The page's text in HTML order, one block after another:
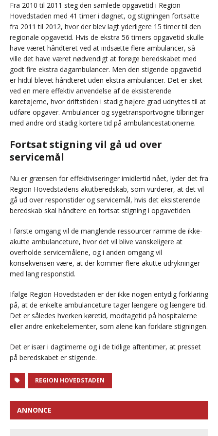
Fra 2010 til 2011 steg den samlede opgavetid i Region
Hovedstaden med 41 timer i døgnet, og stigningen fortsatte
fra 2011 til 2012, hvor der blev lagt yderligere 15 timer til den
regionale opgavetid. Hvis de ekstra 56 timers opgavetid skulle
have været håndteret ved at indsætte flere ambulancer, så
ville det have været nødvendigt at forøge beredskabet med
godt fire ekstra dagambulancer. Men den stigende opgavetid
er hidtil blevet håndteret uden ekstra ambulancer. Det er sket
ved en mere effektiv anvendelse af de eksisterende
køretøjerne, hvor driftstiden i stadig højere grad udnyttes til at
udføre opgaver. Ambulancer og sygetransportvogne tilbringer
med andre ord stadig kortere tid på ambulancestationerne.
Fortsat stigning vil gå ud over
servicemål
Nu er grænsen for effektiviseringer imidlertid nået, lyder det fra
Region Hovedstadens akutberedskab, som vurderer, at det vil
gå ud over responstider og servicemål, hvis det eksisterende
beredskab skal håndtere en fortsat stigning i opgavetiden.
I første omgang vil de manglende ressourcer ramme de ikke-
akutte ambulanceture, hvor det vil blive vanskeligere at
overholde servicemålene, og i anden omgang vil
konsekvensen være, at der kommer flere akutte udrykninger
med lang responstid.
Ifølge Region Hovedstaden er der ikke nogen entydig forklaring
på, at de enkelte ambulanceture tager længere og længere tid.
Det er således hverken køretid, modtagetid på hospitalerne
eller andre enkeltelementer, som alene kan forklare stigningen.
Det er især i dagtimerne og i de tidlige aftentimer, at presset
på beredskabet er stigende.
REGION HOVEDSTADEN
ANNONCE